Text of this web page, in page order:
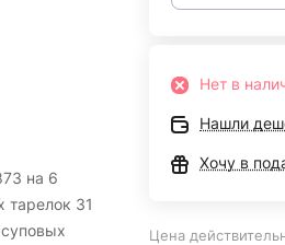
на 6
тарелок 31
Нет в
Нашли
Хочу в
Цена